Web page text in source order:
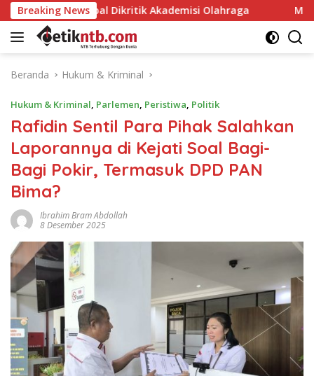
Langsung
ke
konten
Breaking News
Dikritik Akademisi Olahraga Mori Hanafi
Beranda Hukum & Kriminal
Hukum & Kriminal, Parlemen, Peristiwa, Politik
Rafidin Sentil Para Pihak Salahkan
Laporannya di Kejati Soal Bagi-
Bagi Pokir, Termasuk DPD PAN
Bima?
Ibrahim Bram Abdollah
8 Desember 2025